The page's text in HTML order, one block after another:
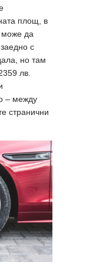
площ, в
да
с
но там
лв.
– между
странични